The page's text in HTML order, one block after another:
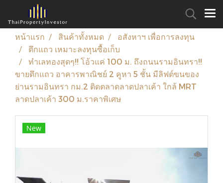
หน้าแรก สินค้าทั้งหมด
อสังหาฯ เพื่อการลงทุน
ตึกแถว เหมาะลงทุนซื้อเก็บ
ทำเลทองสุดๆ!! โอ้วแค่ 100 ม. ถึงถนนรามอินทรา!!
ขายตึกแถว อาคารพาณิชย์ 2 คูหา 5 ชั้น มีลิฟต์ขนของ
ย่านรามอินทรา กม.2 ติดตลาดลาดปลาเค้า ใกล้ MRT
ลาดปลาเค้า 300 ม.ราคาพิเศษ
New